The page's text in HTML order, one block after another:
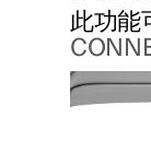
此功能